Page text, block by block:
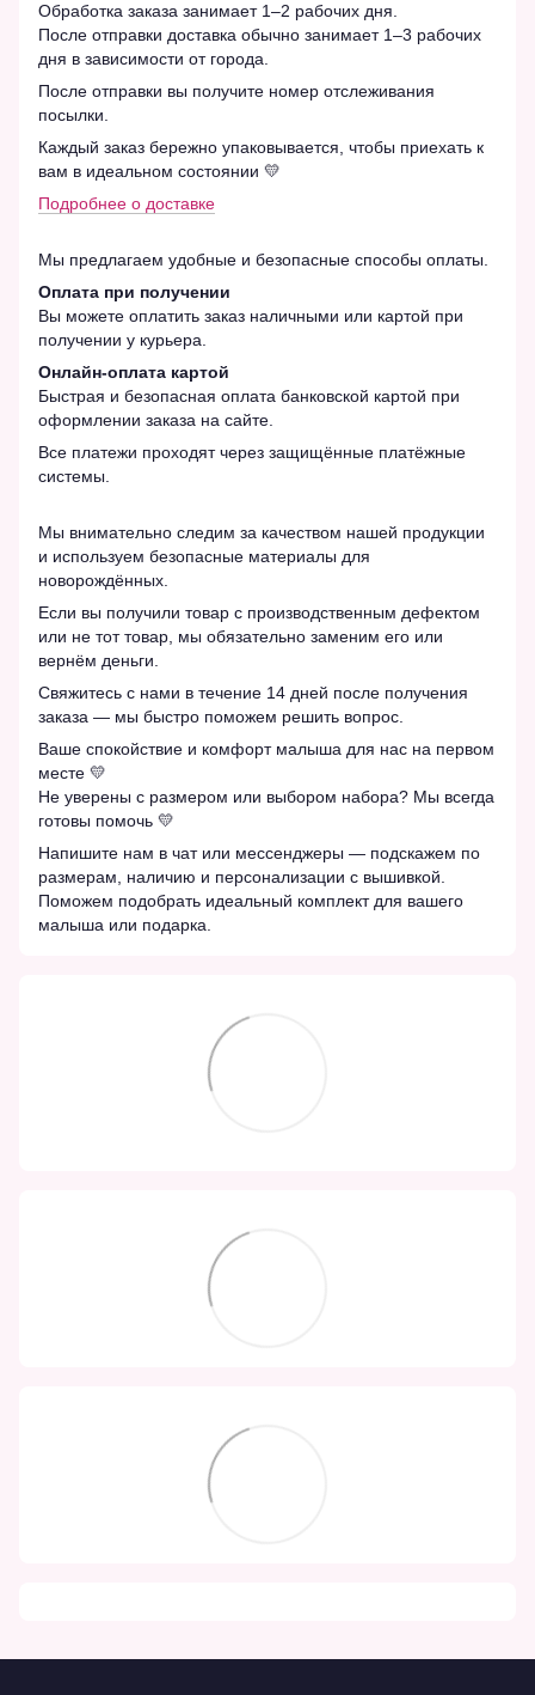
Обработка заказа занимает 1–2 рабочих дня.
После отправки доставка обычно занимает 1–3 рабочих
дня в зависимости от города.
После отправки вы получите номер отслеживания
посылки.
Каждый заказ бережно упаковывается, чтобы приехать к
вам в идеальном состоянии 💛
Подробнее о доставке
Мы предлагаем удобные и безопасные способы оплаты.
Оплата при получении
Вы можете оплатить заказ наличными или картой при
получении у курьера.
Онлайн-оплата картой
Быстрая и безопасная оплата банковской картой при
оформлении заказа на сайте.
Все платежи проходят через защищённые платёжные
системы.
Мы внимательно следим за качеством нашей продукции
и используем безопасные материалы для
новорождённых.
Если вы получили товар с производственным дефектом
или не тот товар, мы обязательно заменим его или
вернём деньги.
Свяжитесь с нами в течение 14 дней после получения
заказа — мы быстро поможем решить вопрос.
Ваше спокойствие и комфорт малыша для нас на первом
месте 💛
Не уверены с размером или выбором набора? Мы всегда
готовы помочь 💛
Напишите нам в чат или мессенджеры — подскажем по
размерам, наличию и персонализации с вышивкой.
Поможем подобрать идеальный комплект для вашего
малыша или подарка.